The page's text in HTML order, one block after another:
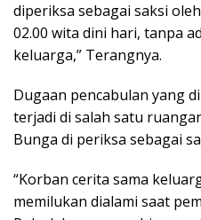
diperiksa sebagai saksi
02.00 wita dini hari, tanpa
keluarga,” Terangnya.
Dugaan pencabulan yang
terjadi di salah satu
Bunga di periksa sebagai
“Korban cerita sama
memilukan dialami saat